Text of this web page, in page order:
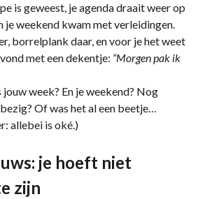
is geweest, je agenda draait weer op
je weekend kwam met verleidingen.
borrelplank daar, en voor je het weet
met een dekentje: “Morgen pak ik
week? En je weekend? Nog
Of was het al een beetje…
allebei is oké.)
je hoeft niet
zijn